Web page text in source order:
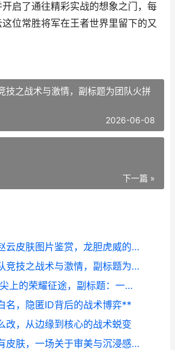
启了通往精彩实战的想象之门，每
位常胜将军在王者世界里留下的又
技之战术与激情，副标题为团队火拼
2026-06-08
下一篇 »
标题：王者荣耀赵云皮肤图片鉴赏，龙胆虎威的视觉盛宴副标题：银甲龙枪掠影，引擎之心轰鸣
和平精英设置团队竞技之战术与激情，副标题为团队火拼的艺术与策略
最强王者txt：指尖上的荣耀征途，副标题：一段虚拟与现实的交响诗
名，隐匿ID背后的战术博弈**
改，从边缘到核心的战术蜕变
和平精英怎么没有皮肤，一场关于审美与沉浸感的思辨